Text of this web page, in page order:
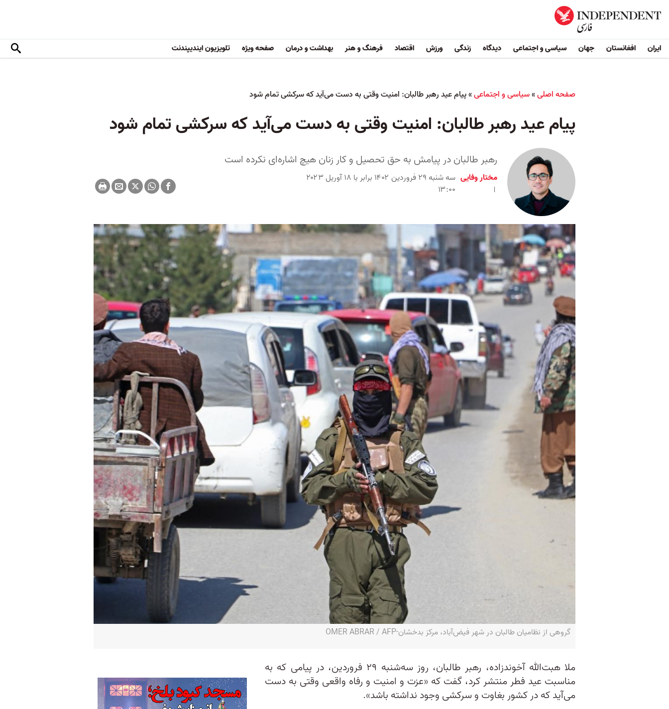
ایران افغانستان جهان سیاسی و اجتماعی دیدگاه زندگی ورزش اقتصاد فرهنگ و هنر بهداشت و درمان صفحه ویژه تلویزیون ایندیپندنت
صفحه اصلی»سیاسی و اجتماعی»پیام عید رهبر طالبان: امنیت وقتی به دست می‌آید که سرکشی تمام شود
پیام عید رهبر طالبان: امنیت وقتی به دست می‌آید که سرکشی تمام شود
رهبر طالبان در پیامش به حق تحصیل و کار زنان هیچ اشاره‌ای نکرده است
مختار وفایی
سه شنبه ۲۹ فروردین ۱۴۰۲ برابر با ۱۸ آوریل ۲۰۲۳
۱۳:۰۰
گروهی از نظامیان طالبان در شهر فیض‌آباد، مرکز بدخشان-OMER ABRAR / AFP
ملا هبت‌الله آخوندزاده، رهبر طالبان، روز سه‌شنبه ۲۹ فروردین، در پیامی که به
مناسبت عید فطر منتشر کرد، گفت که «عزت و امنیت و رفاه واقعی وقتی به دست
می‌آید كه در کشور بغاوت و سركشی وجود نداشته باشد».